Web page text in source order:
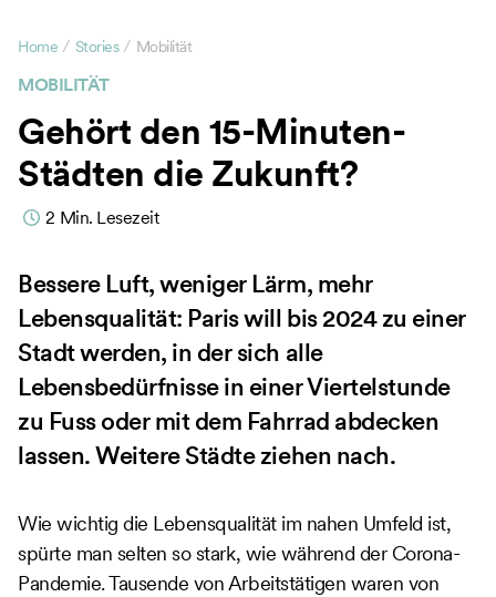
MOBILITÄT
Home / Stories / Mobilität
Gehört den 15-Minuten-
Städten die Zukunft?
2 Min. Lesezeit
Bessere Luft, weniger Lärm, mehr
Lebensqualität: Paris will bis 2024 zu einer
Stadt werden, in der sich alle
Lebensbedürfnisse in einer Viertelstunde
zu Fuss oder mit dem Fahrrad abdecken
lassen. Weitere Städte ziehen nach.
Wie wichtig die Lebensqualität im nahen Umfeld ist,
spürte man selten so stark, wie während der Corona-
Pandemie. Tausende von Arbeitstätigen waren von